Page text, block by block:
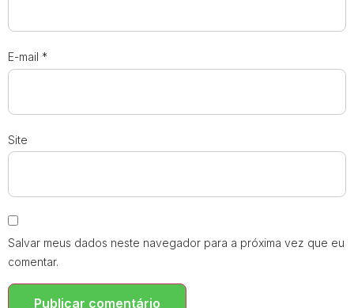
E-mail *
Site
Salvar meus dados neste navegador para a próxima vez que eu
comentar.